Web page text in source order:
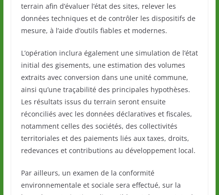
terrain afin d’évaluer l’état des sites, relever les
données techniques et de contrôler les dispositifs de
mesure, à l’aide d’outils fiables et modernes.
L’opération inclura également une simulation de l’état
initial des gisements, une estimation des volumes
extraits avec conversion dans une unité commune,
ainsi qu’une traçabilité des principales hypothèses.
Les résultats issus du terrain seront ensuite
réconciliés avec les données déclaratives et fiscales,
notamment celles des sociétés, des collectivités
territoriales et des paiements liés aux taxes, droits,
redevances et contributions au développement local.
Par ailleurs, un examen de la conformité
environnementale et sociale sera effectué, sur la